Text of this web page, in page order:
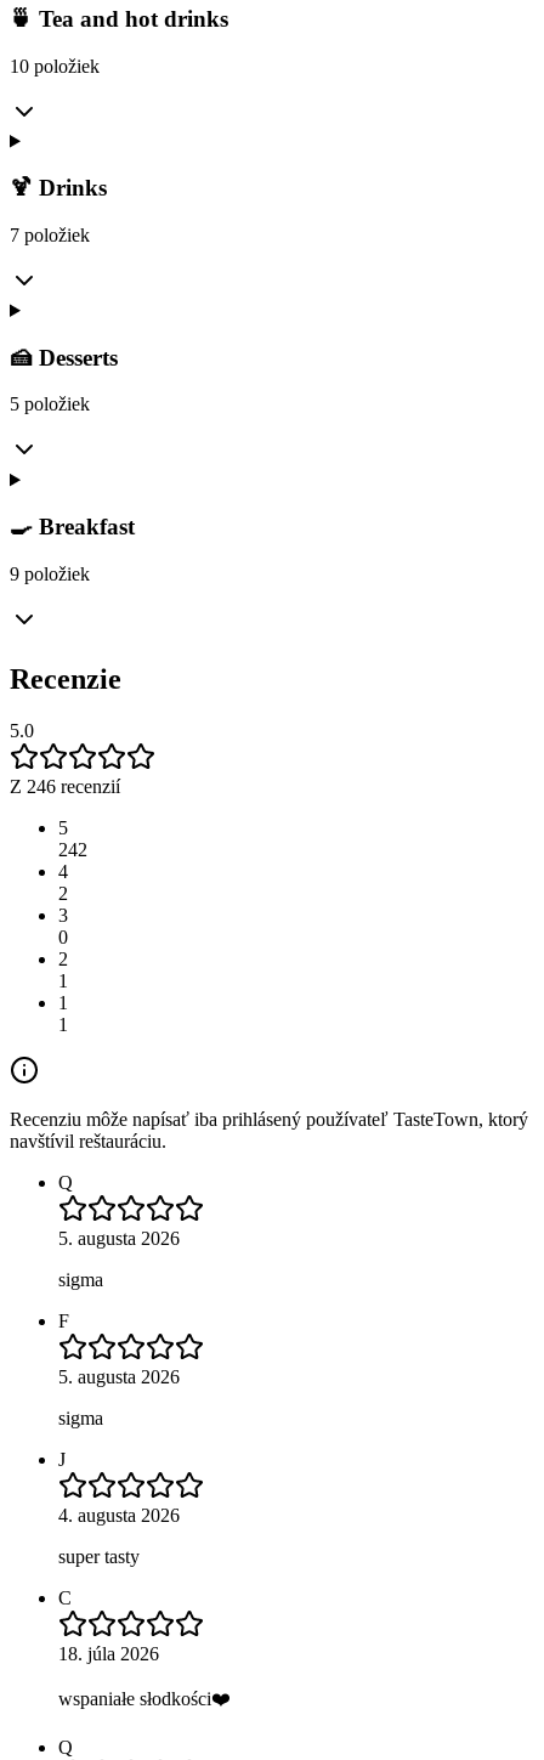
🍵 Tea and hot drinks
10 položiek
🍹 Drinks
7 položiek
🍰 Desserts
5 položiek
🍳 Breakfast
9 položiek
Recenzie
5.0
Z 246 recenzií
5
242
4
2
3
0
2
1
1
1
Recenziu môže napísať iba prihlásený používateľ TasteTown, ktorý
navštívil reštauráciu.
Q
5. augusta 2026
sigma
F
5. augusta 2026
sigma
J
4. augusta 2026
super tasty
C
18. júla 2026
wspaniałe słodkości❤️
Q